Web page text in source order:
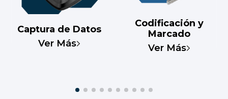
Captura de Datos
Ver Más
Codificación y
Marcado
Ver Más